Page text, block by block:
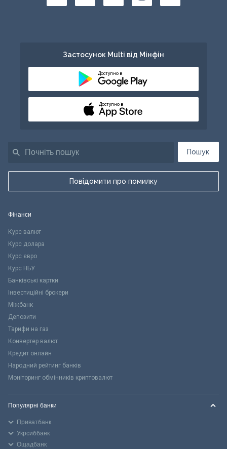
Пошук
Повідомити про помилку
Застосунок Multi від Мінфін
Доступно в
Доступно в
Фінанси
Курс валют
Курс долара
Курс євро
Курс НБУ
Банківські картки
Інвестиційні брокери
Міжбанк
Депозити
Тарифи на газ
Конвертер валют
Кредит онлайн
Народний рейтинг банків
Моніторинг обмінників криптовалют
Популярні банки
Приватбанк
Укрсиббанк
Ощадбанк